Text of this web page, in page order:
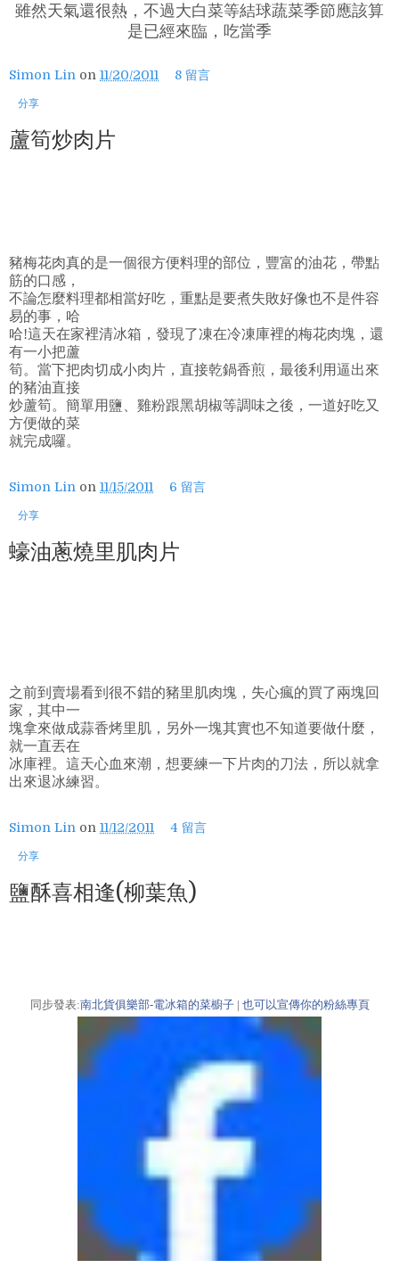
雖然天氣還很熱，不過大白菜等結球蔬菜季節應該算
是已經來臨，吃當季
Simon Lin on 11/20/2011 8 留言
分享
蘆筍炒肉片
豬梅花肉真的是一個很方便料理的部位，豐富的油花，帶點
筋的口感，
不論怎麼料理都相當好吃，重點是要煮失敗好像也不是件容
易的事，哈
哈!這天在家裡清冰箱，發現了凍在冷凍庫裡的梅花肉塊，還
有一小把蘆
筍。當下把肉切成小肉片，直接乾鍋香煎，最後利用逼出來
的豬油直接
炒蘆筍。簡單用鹽、雞粉跟黑胡椒等調味之後，一道好吃又
方便做的菜
就完成囉。
Simon Lin on 11/15/2011 6 留言
分享
蠔油蔥燒里肌肉片
之前到賣場看到很不錯的豬里肌肉塊，失心瘋的買了兩塊回
家，其中一
塊拿來做成蒜香烤里肌，另外一塊其實也不知道要做什麼，
就一直丟在
冰庫裡。這天心血來潮，想要練一下片肉的刀法，所以就拿
出來退冰練習。
Simon Lin on 11/12/2011 4 留言
分享
鹽酥喜相逢(柳葉魚)
同步發表:南北貨俱樂部-電冰箱的菜櫥子| 也可以宣傳你的粉絲專頁